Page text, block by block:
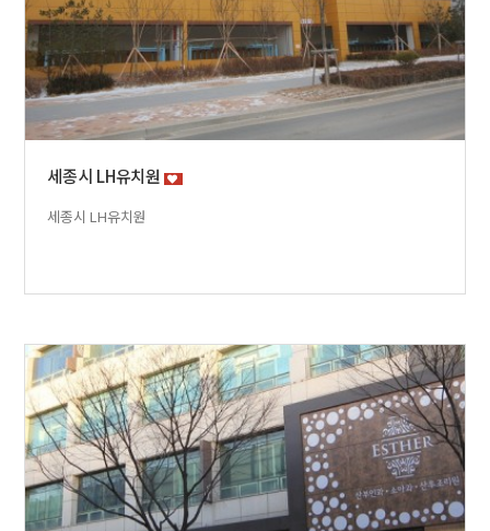
세종시 LH유치원
세종시 LH유치원